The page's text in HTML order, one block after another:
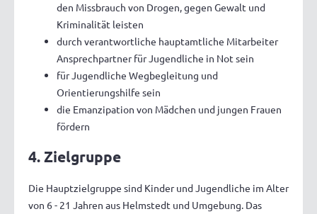
den Missbrauch von Drogen, gegen Gewalt und
Kriminalität leisten
durch verantwortliche hauptamtliche Mitarbeiter
Ansprechpartner für Jugendliche in Not sein
für Jugendliche Wegbegleitung und
Orientierungshilfe sein
die Emanzipation von Mädchen und jungen Frauen
fördern
4. Zielgruppe
Die Hauptzielgruppe sind Kinder und Jugendliche im Alter
von 6 - 21 Jahren aus Helmstedt und Umgebung. Das